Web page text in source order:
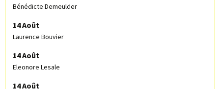
Bénédicte Demeulder
14 Août
Laurence Bouvier
14 Août
Eleonore Lesale
14 Août